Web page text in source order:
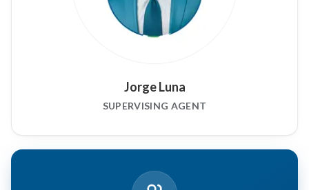
Jorge Luna
SUPERVISING AGENT